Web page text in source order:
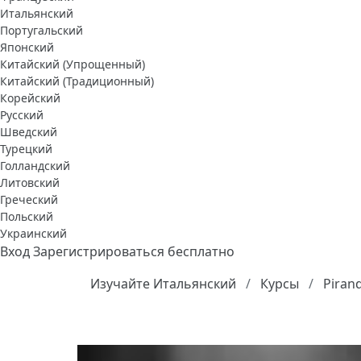
Итальянский
Португальский
Японский
Китайский (Упрощенный)
Китайский (Традиционный)
Корейский
Русский
Шведский
Турецкий
Голландский
Литовский
Греческий
Польский
Украинский
ВходЗарегистрироваться бесплатно
Изучайте Итальянский
Курсы